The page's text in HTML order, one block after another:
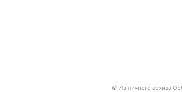
© Из личного архива